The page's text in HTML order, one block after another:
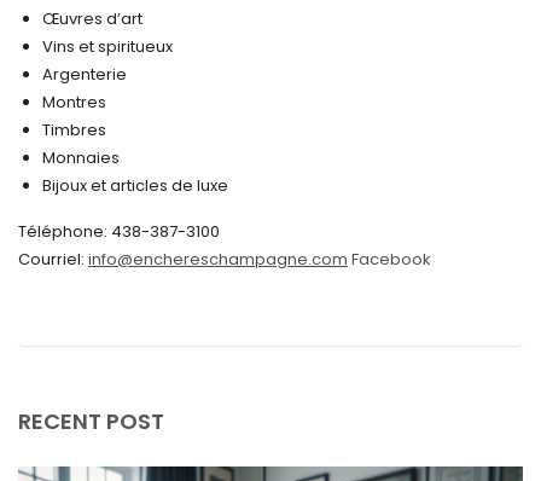
octobre 2024
septembre 2024
août 2024
mai 2024
avril 2024
Œuvres d’art
Vins et spiritueux
Argenterie
Montres
Timbres
Monnaies
Bijoux et articles de luxe
Téléphone: 438-387-3100
Courriel: info@enchereschampagne.com Facebook
RECENT POST